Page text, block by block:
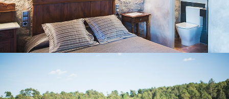
JARDÍ I PISCINA EXTERIOR